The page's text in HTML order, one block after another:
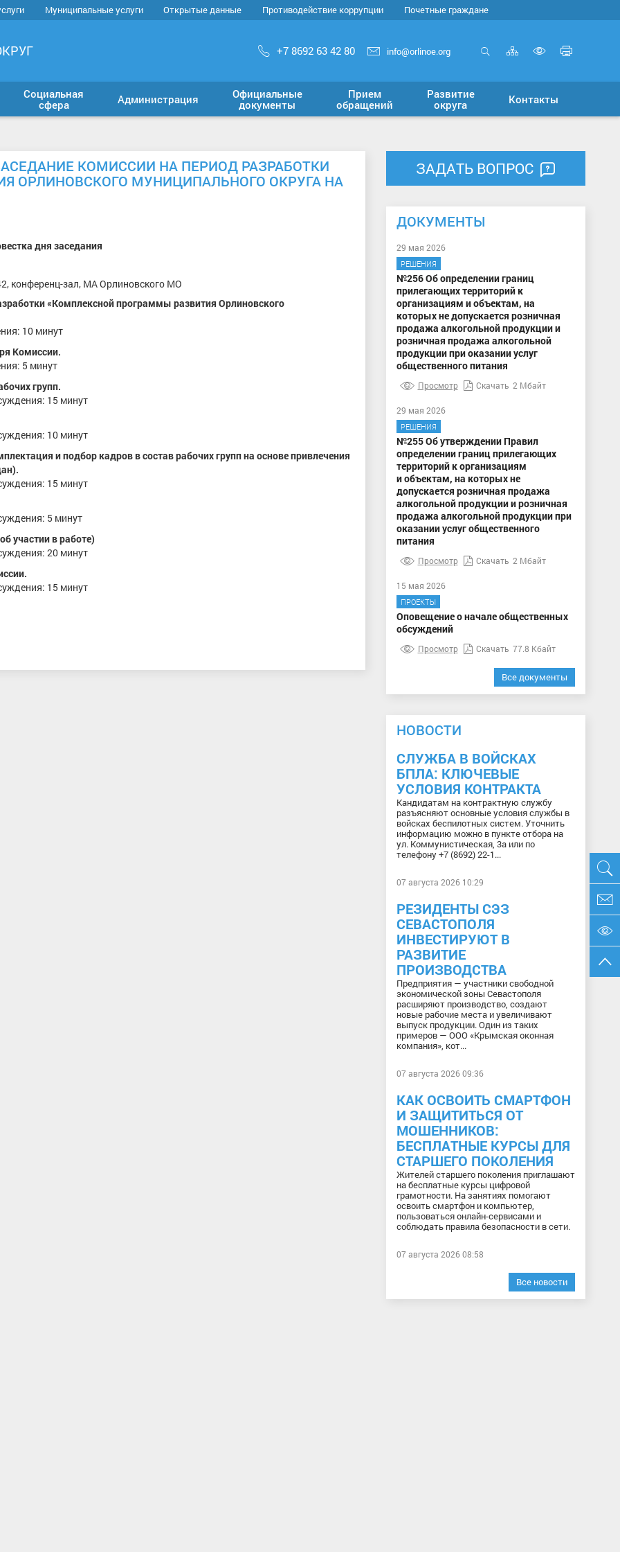
Муниципальные услуги Открытые данные Противодействие коррупции Почетные граждане
+7 8692 63 42 80 info@orlinoe.org Карта
сайта
версию
для
Социальная
сфера
Администрация
Официальные
документы
Прием
обращений
Развитие
округа
Контакты
КОМИССИИ НА ПЕРИОД РАЗРАБОТКИ
ОРЛИНОВСКОГО МУНИЦИПАЛЬНОГО ОКРУГА НА
дня заседания
конференц-зал, МА Орлиновского МО
«Комплексной программы развития Орлиновского
10 минут
Комиссии.
5 минут
групп.
15 минут
10 минут
и подбор кадров в состав рабочих групп на основе привлечения
15 минут
5 минут
участии в работе)
20 минут
15 минут
ЗАДАТЬ ВОПРОС
ДОКУМЕНТЫ
29 мая 2026
РЕШЕНИЯ
№256 Об определении границ
прилегающих территорий к
организациям и объектам, на
которых не допускается розничная
продажа алкогольной продукции и
розничная продажа алкогольной
продукции при оказании услуг
общественного питания
Просмотр Скачать 2 Мбайт
29 мая 2026
РЕШЕНИЯ
№255 Об утверждении Правил
определении границ прилегающих
территорий к организациям
и объектам, на которых не
допускается розничная продажа
алкогольной продукции и розничная
продажа алкогольной продукции при
оказании услуг общественного
питания
Просмотр Скачать 2 Мбайт
15 мая 2026
ПРОЕКТЫ
Оповещение о начале общественных
обсуждений
Просмотр Скачать 77.8 Кбайт
Все документы
НОВОСТИ
СЛУЖБА В ВОЙСКАХ
БПЛА: КЛЮЧЕВЫЕ
УСЛОВИЯ КОНТРАКТА
Кандидатам на контрактную службу
разъясняют основные условия службы в
войсках беспилотных систем. Уточнить
информацию можно в пункте отбора на
ул. Коммунистическая, 3а или по
телефону +7 (8692) 22-1...
07 августа 2026 10:29
РЕЗИДЕНТЫ СЭЗ
СЕВАСТОПОЛЯ
ИНВЕСТИРУЮТ В
РАЗВИТИЕ
ПРОИЗВОДСТВА
Предприятия — участники свободной
экономической зоны Севастополя
расширяют производство, создают
новые рабочие места и увеличивают
выпуск продукции. Один из таких
примеров — ООО «Крымская оконная
компания», кот...
07 августа 2026 09:36
КАК ОСВОИТЬ СМАРТФОН
И ЗАЩИТИТЬСЯ ОТ
МОШЕННИКОВ:
БЕСПЛАТНЫЕ КУРСЫ ДЛЯ
СТАРШЕГО ПОКОЛЕНИЯ
Жителей старшего поколения приглашают
на бесплатные курсы цифровой
грамотности. На занятиях помогают
освоить смартфон и компьютер,
пользоваться онлайн-сервисами и
соблюдать правила безопасности в сети.
07 августа 2026 08:58
Все новости